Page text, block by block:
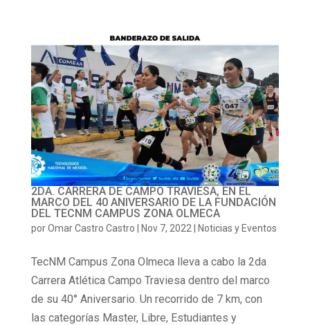
2DA. CARRERA DE CAMPO TRAVIESA, EN EL
MARCO DEL 40 ANIVERSARIO DE LA FUNDACIÓN
DEL TECNM CAMPUS ZONA OLMECA
porOmar Castro Castro Nov 7, 2022 Noticias y Eventos
TecNM Campus Zona Olmeca lleva a cabo la 2da
Carrera Atlética Campo Traviesa dentro del marco
de su 40° Aniversario. Un recorrido de 7 km, con
las categorías Master, Libre, Estudiantes y